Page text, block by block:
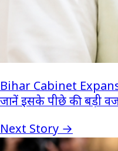
Bihar Cabinet
जानें इसके पीछे की बड़ी
Next Story →